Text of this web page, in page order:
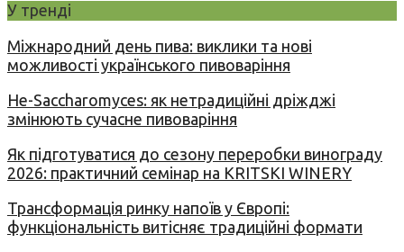
У тренді
Міжнародний день пива: виклики та нові
можливості українського пивоваріння
Не-Saccharomyces: як нетрадиційні дріжджі
змінюють сучасне пивоваріння
Як підготуватися до сезону переробки винограду
2026: практичний семінар на KRITSKI WINERY
Трансформація ринку напоїв у Європі:
функціональність витісняє традиційні формати